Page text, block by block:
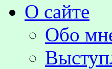
О сайте
Обо